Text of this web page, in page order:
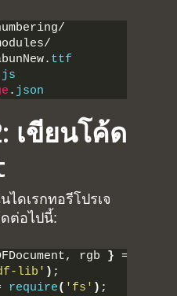
ttf
js
. json
เขียนโค้ด
ไดเรกทอรีโปรเจ
ต่อไปนี้:
rgb }
lib' ) ;
require( 'fs' ) ;